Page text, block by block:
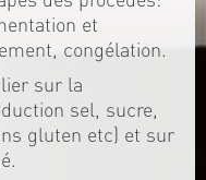
et
congélation.
sur la
sel, sucre,
gluten etc) et sur